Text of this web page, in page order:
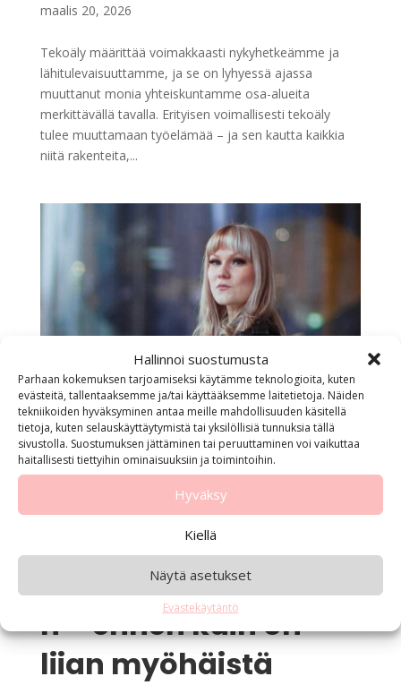
Hallinnoi suostumusta
Parhaan kokemuksen tarjoamiseksi käytämme teknologioita, kuten
evästeitä, tallentaaksemme ja/tai käyttääksemme laitetietoja. Näiden
tekniikoiden hyväksyminen antaa meille mahdollisuuden käsitellä
tietoja, kuten selauskäyttäytymistä tai yksilöllisiä tunnuksia tällä
sivustolla. Suostumuksen jättäminen tai peruuttaminen voi vaikuttaa
haitallisesti tiettyihin ominaisuuksiin ja toimintoihin.
Hyväksy
Kiellä
Näytä asetukset
Evästekäytäntö
maalis 20, 2026
Tekoäly määrittää voimakkaasti nykyhetkeämme ja
lähitulevaisuuttamme, ja se on lyhyessä ajassa
muuttanut monia yhteiskuntamme osa-alueita
merkittävällä tavalla. Erityisen voimallisesti tekoäly
tulee muuttamaan työelämää – ja sen kautta kaikkia
niitä rakenteita,...
Sosiaaliturvan täytyy
mukautua nykyiseen
työllisyyskehityksee
n – ennen kuin on
liian myöhäistä